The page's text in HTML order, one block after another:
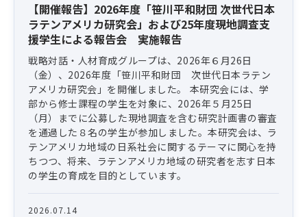
【開催報告】2026年度「笹川平和財団 次世代日本
ラテンアメリカ研究会」および25年度現地調査支
援学生による報告会 実施報告
戦略対話・人材育成グループは、2026年６月26日
（金）、2026年度「笹川平和財団 次世代日本ラテン
アメリカ研究会」を開催しました。 本研究会には、学
部から修士課程の学生を対象に、2026年５月25日
（月）までに公募した現地調査を含む研究計画書の審査
を通過した８名の学生が参加しました。本研究会は、ラ
テンアメリカ地域の日系社会に関するテーマに関心を持
ちつつ、将来、ラテンアメリカ地域の研究者を志す日本
の学生の育成を目的としています。
2026.07.14